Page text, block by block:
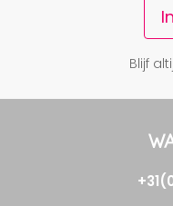
Blijf